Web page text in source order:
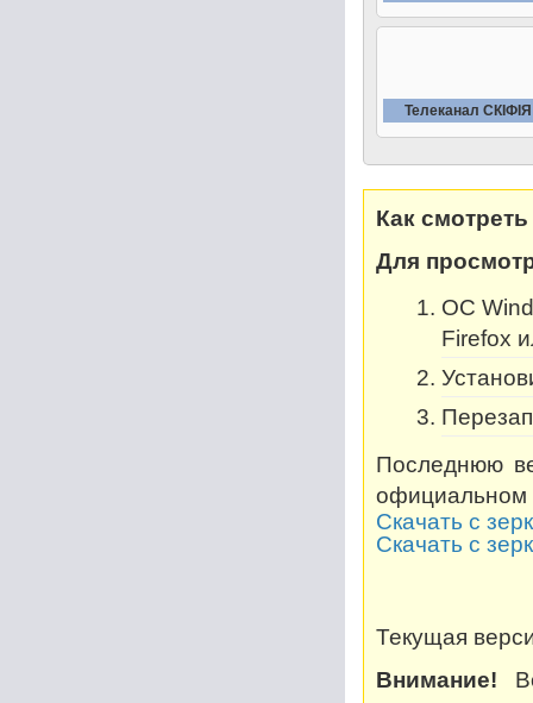
Телеканал СКIФIЯ
Как
Для
OC
Firefox
Последнюю
официальном
Скачать с
Скачать с
Текущая
Внимание!